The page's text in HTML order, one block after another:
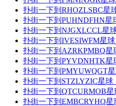
扑街一下到RHOZLSBC星
扑街一下到PUHNDFHN星
扑街一下到NJGXLCCL星
扑街一下到IVESIWFM星
扑街一下到AZRKPMBQ星
扑街一下到PYVDNHTK星
扑街一下到PMYUWQGT
扑街一下到STZLYZIC星球
扑街一下到QTCURMOB
扑街一下到EMBCRYHQ